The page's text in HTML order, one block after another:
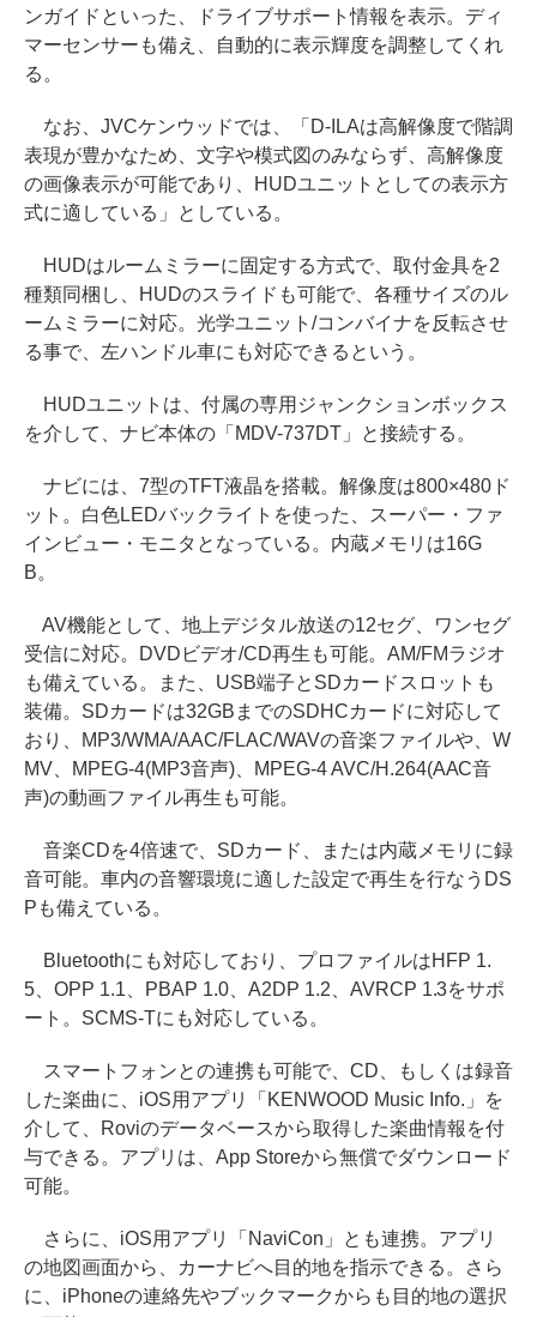
ンガイドといった、ドライブサポート情報を表示。ディ
マーセンサーも備え、自動的に表示輝度を調整してくれ
る。
なお、JVCケンウッドでは、「D-ILAは高解像度で階調
表現が豊かなため、文字や模式図のみならず、高解像度
の画像表示が可能であり、HUDユニットとしての表示方
式に適している」としている。
HUDはルームミラーに固定する方式で、取付金具を2
種類同梱し、HUDのスライドも可能で、各種サイズのル
ームミラーに対応。光学ユニット/コンバイナを反転させ
る事で、左ハンドル車にも対応できるという。
HUDユニットは、付属の専用ジャンクションボックス
を介して、ナビ本体の「MDV-737DT」と接続する。
ナビには、7型のTFT液晶を搭載。解像度は800×480ド
ット。白色LEDバックライトを使った、スーパー・ファ
インビュー・モニタとなっている。内蔵メモリは16G
B。
AV機能として、地上デジタル放送の12セグ、ワンセグ
受信に対応。DVDビデオ/CD再生も可能。AM/FMラジオ
も備えている。また、USB端子とSDカードスロットも
装備。SDカードは32GBまでのSDHCカードに対応して
おり、MP3/WMA/AAC/FLAC/WAVの音楽ファイルや、W
MV、MPEG-4(MP3音声)、MPEG-4 AVC/H.264(AAC音
声)の動画ファイル再生も可能。
音楽CDを4倍速で、SDカード、または内蔵メモリに録
音可能。車内の音響環境に適した設定で再生を行なうDS
Pも備えている。
Bluetoothにも対応しており、プロファイルはHFP 1.
5、OPP 1.1、PBAP 1.0、A2DP 1.2、AVRCP 1.3をサポ
ート。SCMS-Tにも対応している。
スマートフォンとの連携も可能で、CD、もしくは録音
した楽曲に、iOS用アプリ「KENWOOD Music Info.」を
介して、Roviのデータベースから取得した楽曲情報を付
与できる。アプリは、App Storeから無償でダウンロード
可能。
さらに、iOS用アプリ「NaviCon」とも連携。アプリ
の地図画面から、カーナビへ目的地を指示できる。さら
に、iPhoneの連絡先やブックマークからも目的地の選択